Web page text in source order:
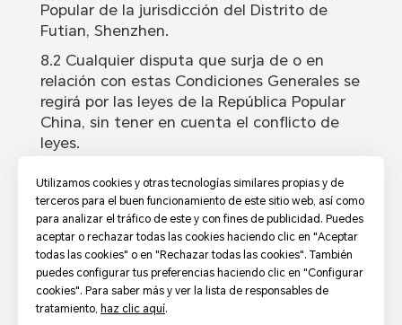
Utilizamos cookies y otras tecnologías similares propias y de
terceros para el buen funcionamiento de este sitio web, así como
para analizar el tráfico de este y con fines de publicidad. Puedes
aceptar o rechazar todas las cookies haciendo clic en "Aceptar
todas las cookies" o en "Rechazar todas las cookies". También
puedes configurar tus preferencias haciendo clic en "Configurar
cookies". Para saber más y ver la lista de responsables de
tratamiento, haz clic aquí.
Popular de la jurisdicción del Distrito de
Futian, Shenzhen.
8.2 Cualquier disputa que surja de o en
relación con estas Condiciones Generales se
regirá por las leyes de la República Popular
China, sin tener en cuenta el conflicto de
leyes.
9.1 Usted reconoce que las ideas y/o
conceptos utilizados en las propuestas de
otros participantes pueden ser similares a
los de su propuesta. Usted entiende y
acepta que no se podrá reclamar al
Organizador por dicha similitud creativa y/o